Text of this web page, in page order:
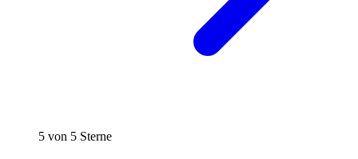
5 von 5 Sterne